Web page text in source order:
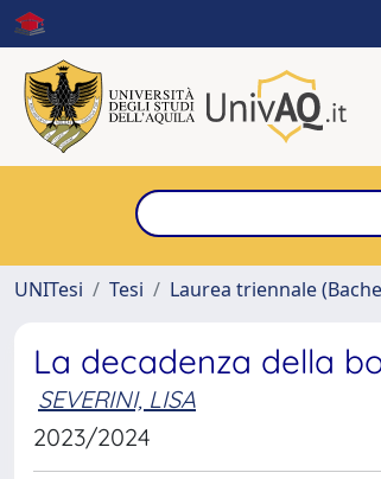
UNITesi
Tesi Laurea triennale
La decadenza della
SEVERINI, LISA
2023/2024